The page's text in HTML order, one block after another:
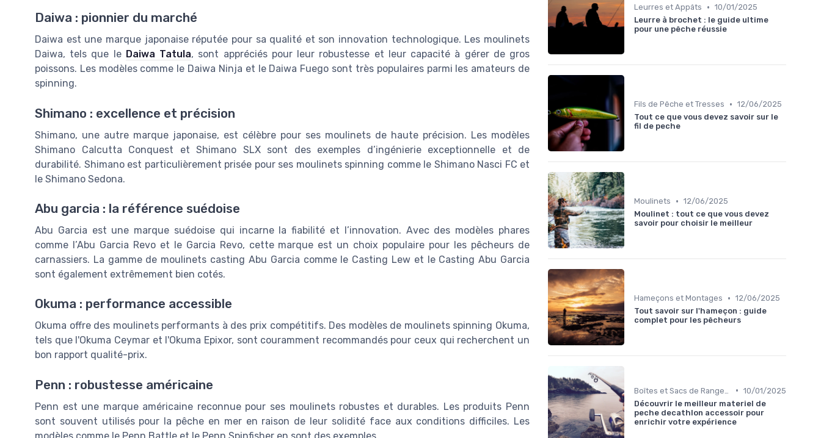
Daiwa : pionnier du marché
Daiwa est une marque japonaise réputée pour sa qualité et son innovation technologique. Les moulinets
Daiwa, tels que le Daiwa Tatula, sont appréciés pour leur robustesse et leur capacité à gérer de gros
poissons. Les modèles comme le Daiwa Ninja et le Daiwa Fuego sont très populaires parmi les amateurs de
spinning.
Shimano : excellence et précision
Shimano, une autre marque japonaise, est célèbre pour ses moulinets de haute précision. Les modèles
Shimano Calcutta Conquest et Shimano SLX sont des exemples d’ingénierie exceptionnelle et de
durabilité. Shimano est particulièrement prisée pour ses moulinets spinning comme le Shimano Nasci FC et
le Shimano Sedona.
Abu garcia : la référence suédoise
Abu Garcia est une marque suédoise qui incarne la fiabilité et l’innovation. Avec des modèles phares
comme l’Abu Garcia Revo et le Garcia Revo, cette marque est un choix populaire pour les pêcheurs de
carnassiers. La gamme de moulinets casting Abu Garcia comme le Casting Lew et le Casting Abu Garcia
sont également extrêmement bien cotés.
Okuma : performance accessible
Okuma offre des moulinets performants à des prix compétitifs. Des modèles de moulinets spinning Okuma,
tels que l'Okuma Ceymar et l'Okuma Epixor, sont couramment recommandés pour ceux qui recherchent un
bon rapport qualité-prix.
Penn : robustesse américaine
Penn est une marque américaine reconnue pour ses moulinets robustes et durables. Les produits Penn
sont souvent utilisés pour la pêche en mer en raison de leur solidité face aux conditions difficiles. Les
modèles comme le Penn Battle et le Penn Spinfisher en sont des exemples.
Leurres et Appâts • 10/01/2025
Leurre à brochet : le guide ultime
pour une pêche réussie
Fils de Pêche et Tresses • 12/06/2025
Tout ce que vous devez savoir sur le
fil de peche
Moulinets • 12/06/2025
Moulinet : tout ce que vous devez
savoir pour choisir le meilleur
Hameçons et Montages • 12/06/2025
Tout savoir sur l'hameçon : guide
complet pour les pêcheurs
• 10/01/2025
Découvrir le meilleur materiel de
peche decathlon accessoir pour
enrichir votre expérience